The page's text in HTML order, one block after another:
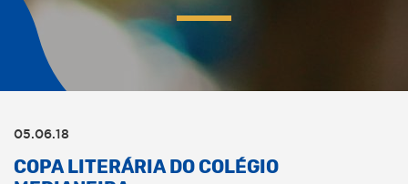
05.06.18
COPA LITERÁRIA DO COLÉGIO